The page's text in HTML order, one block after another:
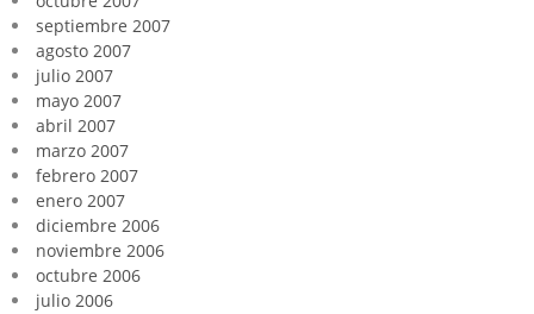
septiembre 2007
agosto 2007
julio 2007
mayo 2007
abril 2007
marzo 2007
febrero 2007
enero 2007
diciembre 2006
noviembre 2006
octubre 2006
julio 2006